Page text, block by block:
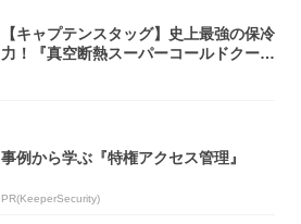
【キャプテンスタッグ】史上最強の保冷
力！『真空断熱スーパーコールドクーラ
事例から学ぶ『特権アクセス管理』
PR(KeeperSecurity)